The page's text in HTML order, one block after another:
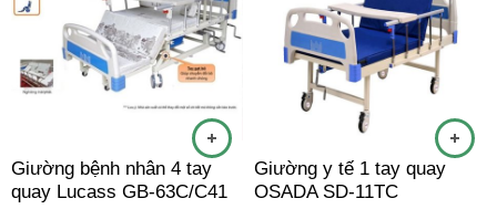
Giường bệnh nhân 4 tay
quay Lucass GB-63C/C41
Giường y tế 1 tay quay
OSADA SD-11TC